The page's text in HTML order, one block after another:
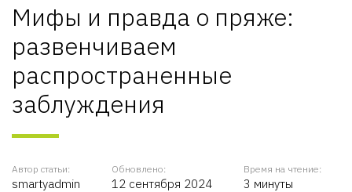
Мифы и правда о пряже:
развенчиваем
распространенные
заблуждения
Автор статьи:
smartyadmin
Обновлено:
12 сентября 2024
Время на чтение:
3 минуты